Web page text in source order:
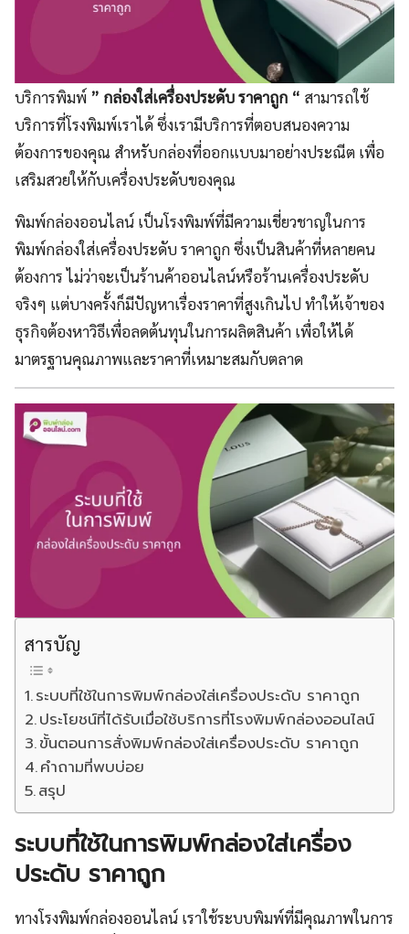
บริการพิมพ์ ” กล่องใส่เครื่องประดับ ราคาถูก “ สามารถใช้
บริการที่โรงพิมพ์เราได้ ซึ่งเรามีบริการที่ตอบสนองความ
ต้องการของคุณ สำหรับกล่องที่ออกแบบมาอย่างประณีต เพื่อ
เสริมสวยให้กับเครื่องประดับของคุณ
พิมพ์กล่องออนไลน์ เป็นโรงพิมพ์ที่มีความเชี่ยวชาญในการ
พิมพ์กล่องใส่เครื่องประดับ ราคาถูก ซึ่งเป็นสินค้าที่หลายคน
ต้องการ ไม่ว่าจะเป็นร้านค้าออนไลน์หรือร้านเครื่องประดับ
จริงๆ แต่บางครั้งก็มีปัญหาเรื่องราคาที่สูงเกินไป ทำให้เจ้าของ
ธุรกิจต้องหาวิธีเพื่อลดต้นทุนในการผลิตสินค้า เพื่อให้ได้
มาตรฐานคุณภาพและราคาที่เหมาะสมกับตลาด
สารบัญ
ระบบที่ใช้ในการพิมพ์กล่องใส่เครื่องประดับ ราคาถูก
ประโยชน์ที่ได้รับเมื่อใช้บริการที่โรงพิมพ์กล่องออนไลน์
ขั้นตอนการสั่งพิมพ์กล่องใส่เครื่องประดับ ราคาถูก
คำถามที่พบบ่อย
สรุป
ระบบที่ใช้ในการพิมพ์กล่องใส่เครื่อง
ประดับ ราคาถูก
ทางโรงพิมพ์กล่องออนไลน์ เราใช้ระบบพิมพ์ที่มีคุณภาพในการ